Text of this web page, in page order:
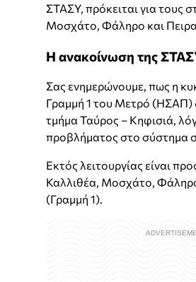
ΣΤΑΣΥ, πρόκειται για τους
Μοσχάτο, Φάληρο και
Η ανακοίνωση της
Σας ενημερώνουμε, πως η
Γραμμή 1 του Μετρό (ΗΣΑΠ)
τμήμα Ταύρος – Κηφισιά,
προβλήματος στο σύστημα
Εκτός λειτουργίας είναι
Καλλιθέα, Μοσχάτο,
(Γραμμή 1).